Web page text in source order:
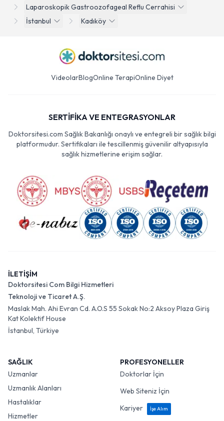
Laparoskopik Gastroozofageal Reflu Cerrahisi
İstanbul
Kadıköy
VideolarBlogOnline TerapiOnline Diyet
SERTİFİKA VE ENTEGRASYONLAR
Doktorsitesi.com Sağlık Bakanlığı onaylı ve entegreli bir sağlık bilgi
platformudur. Sertifikaları ile tescillenmiş güvenilir altyapısıyla
sağlık hizmetlerine erişim sağlar.
İLETİŞİM
Doktorsitesi Com Bilgi Hizmetleri
Teknoloji ve Ticaret A.Ş.
Maslak Mah. Ahi Evran Cd. A.O.S 55 Sokak No:2 Aksoy Plaza Giriş
Kat Kolektif House
İstanbul, Türkiye
SAĞLIK
Uzmanlar
Uzmanlık Alanları
Hastalıklar
Hizmetler
PROFESYONELLER
Doktorlar İçin
Web Siteniz İçin
Kariyer
İşe Alım